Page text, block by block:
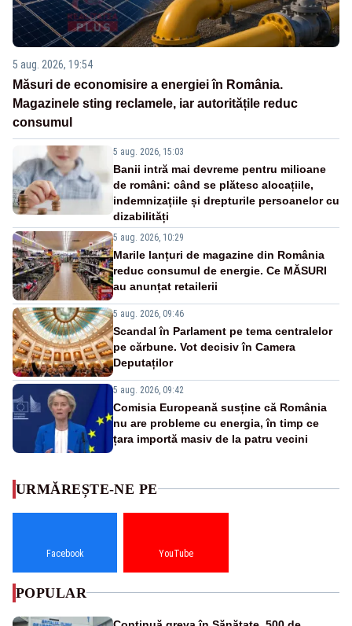
5 aug. 2026, 19:54
Măsuri de economisire a energiei în România.
Magazinele sting reclamele, iar autoritățile reduc
consumul
5 aug. 2026, 15:03
Banii intră mai devreme pentru milioane
de români: când se plătesc alocațiile,
indemnizațiile și drepturile persoanelor cu
dizabilități
5 aug. 2026, 10:29
Marile lanțuri de magazine din România
reduc consumul de energie. Ce MĂSURI
au anunțat retailerii
5 aug. 2026, 09:46
Scandal în Parlament pe tema centralelor
pe cărbune. Vot decisiv în Camera
Deputaților
5 aug. 2026, 09:42
Comisia Europeană susține că România
nu are probleme cu energia, în timp ce
țara importă masiv de la patru vecini
URMĂREȘTE-NE PE
Facebook YouTube
POPULAR